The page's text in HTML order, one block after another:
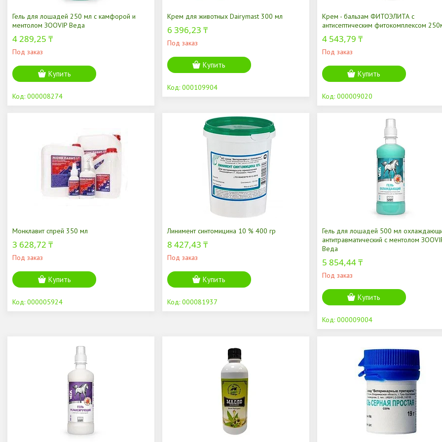
Гель для лошадей 250 мл с камфорой и
ментолом ЗООVIP Веда
4 289,25 ₸
Под заказ
Купить
000008274
Крем для животных Dairymast 300 мл
6 396,23 ₸
Под заказ
Купить
000109904
Крем - бальзам ФИТОЭЛИТА с
антисептическим фитокомплексом
4 543,79 ₸
Под заказ
Купить
000009020
Монклавит спрей 350 мл
3 628,72 ₸
Под заказ
Купить
000005924
Линимент синтомицина 10 % 400 гр
8 427,43 ₸
Под заказ
Купить
000081937
Гель для лошадей 500 мл
антитравматический с ментолом
Веда
5 854,44 ₸
Под заказ
Купить
000009004